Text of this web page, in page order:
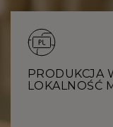
PRODUKCJA
LOKALNOŚĆ